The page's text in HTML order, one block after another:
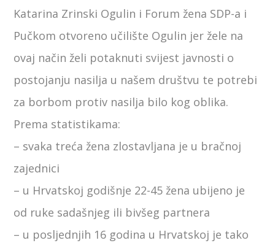
Katarina Zrinski Ogulin i Forum žena SDP-a i
Pučkom otvoreno učilište Ogulin jer žele na
ovaj način želi potaknuti svijest javnosti o
postojanju nasilja u našem društvu te potrebi
za borbom protiv nasilja bilo kog oblika.
Prema statistikama:
– svaka treća žena zlostavljana je u bračnoj
zajednici
– u Hrvatskoj godišnje 22-45 žena ubijeno je
od ruke sadašnjeg ili bivšeg partnera
– u posljednjih 16 godina u Hrvatskoj je tako